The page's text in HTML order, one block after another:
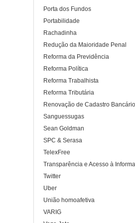
Porta dos Fundos
Portabilidade
Rachadinha
Redução da Maioridade Penal
Reforma da Previdência
Reforma Política
Reforma Trabalhista
Reforma Tributária
Renovação de Cadastro Bancário
Sanguessugas
Sean Goldman
SPC & Serasa
TelexFree
Transparência e Acesso à
Twitter
Uber
União homoafetiva
VARIG